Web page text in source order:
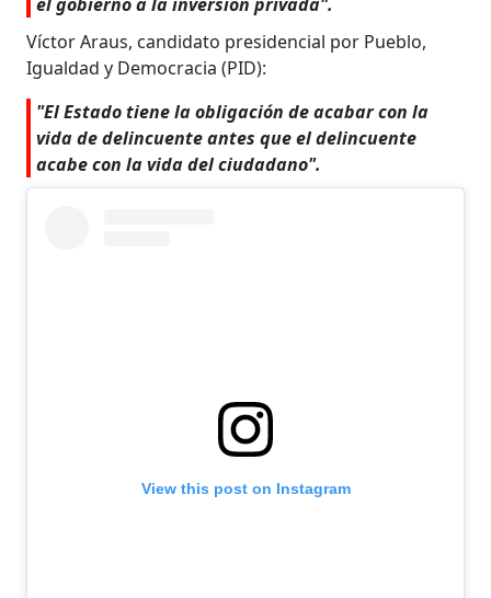
Víctor Araus, candidato presidencial por Pueblo,
Igualdad y Democracia (PID):
"El Estado tiene la obligación de acabar con la
vida de delincuente antes que el delincuente
acabe con la vida del ciudadano".
View this post on Instagram